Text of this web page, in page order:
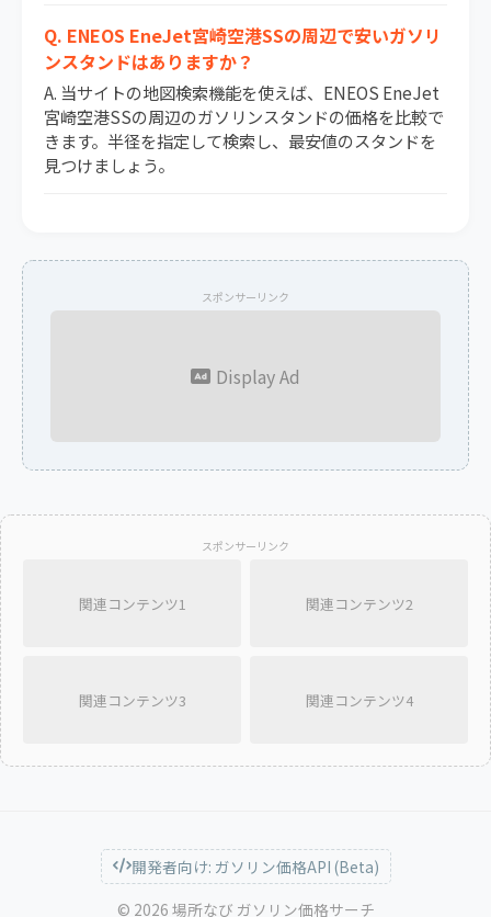
Q. ENEOS EneJet宮崎空港SSの周辺で安いガソリ
ンスタンドはありますか？
A. 当サイトの地図検索機能を使えば、ENEOS EneJet
宮崎空港SSの周辺のガソリンスタンドの価格を比較で
きます。半径を指定して検索し、最安値のスタンドを
見つけましょう。
スポンサーリンク
Display Ad
スポンサーリンク
関連コンテンツ1 関連コンテンツ2
関連コンテンツ3 関連コンテンツ4
開発者向け: ガソリン価格API (Beta)
© 2026 場所なび ガソリン価格サーチ